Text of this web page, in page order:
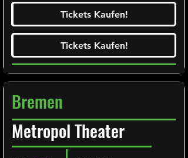
Tickets Kaufen!
Ticketalarm abonieren!
Tickets Kaufen!
Tickets Kaufen!
Tickets Kaufen!
Bremen
Metropol Theater